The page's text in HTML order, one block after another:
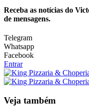
Receba as notícias do
de mensagens.
Telegram
Whatsapp
Facebook
Entrar
Veja também